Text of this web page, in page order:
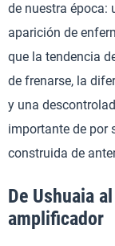
de nuestra época:
aparición de
que la tendencia
de frenarse, la
y una
importante de por
construida de
De Ushuaia
amplificador